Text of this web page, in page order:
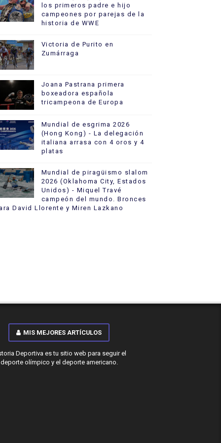
los primeros padre e hijo
campeones por parejas de la
historia de WWE
Victoria de Purito en
Zumárraga
Joana Pastrana primera
boxeadora española
tricampeona de Europa
Mundial de esgrima 2026
(Hong Kong) - La delegación
italiana arrasa con 4 oros y 4
platas
Mundial de piragüismo slalom
2026 (Oklahoma City, Estados
Unidos) - Miquel Travé
campeón del mundo. Bronces
David Llorente y Miren Lazkano
MIS MEJORES ARTÍCULOS
Deportiva es tu sitio web para seguir el
deporte olímpico y el deporte americano.